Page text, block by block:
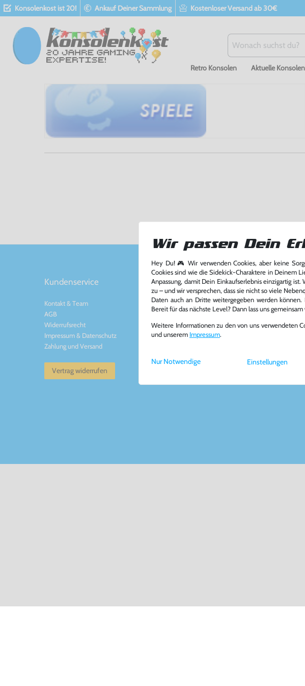
Konsolenkost ist 20! Ankauf Deiner Sammlung Kostenloser Versand ab 30€
Retro Konsolen Aktuelle Konsolen
Kundenservice
Kontakt & Team
AGB
Widerrufsrecht
Impressum & Datenschutz
Zahlung und Versand
Vertrag widerrufen
Kontakt
Konsolenkost GmbH
Plauener Str. 163-165
13053 Berlin, DE
Tel: +49 30 - 609886894
www.konsolenkost.de
Über
Wir passen Dein
Hey Du! 🎮 Wir verwenden Cookies, aber keine
Cookies sind wie die Sidekick-Charaktere in Deinem
Anpassung, damit Dein Einkaufserlebnis einzigartig
zu – und wir versprechen, dass sie nicht so viele
Daten auch an Dritte weitergegeben werden
Bereit für das nächste Level? Dann lass uns
Weitere Informationen zu den von uns verwendeten
und unserem Impressum.
Einstellungen
Nur Notwendige